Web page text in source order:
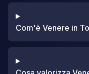
Com'è Venere in